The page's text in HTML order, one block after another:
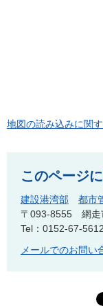
地図の読み込みに関
このページ
建設港湾部 都市
〒093-8555
網
Tel：0152-67-5612
メールでのお問い